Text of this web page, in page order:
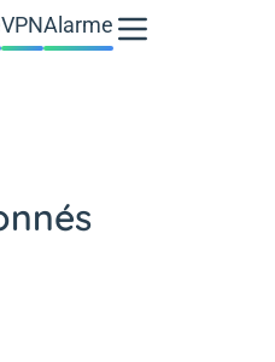
VPNAlarme